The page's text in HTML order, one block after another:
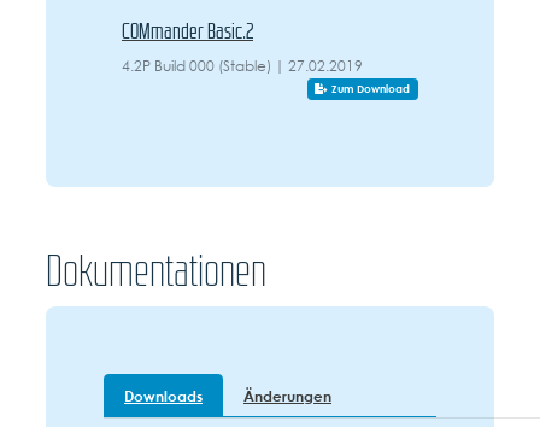
COMmander Basic.2
4.2P Build 000 (Stable) | 27.02.2019
Zum Download
Dokumentationen
Downloads Änderungen